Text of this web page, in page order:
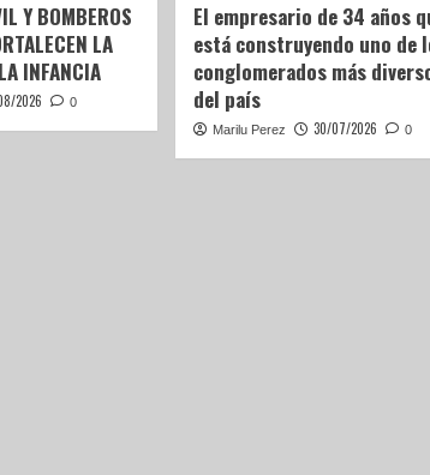
Y BOMBEROS
LA
INFANCIA
2026 0
El empresario de 34 años
está construyendo uno de
conglomerados más
del país
Marilu Perez 30/07/2026 0